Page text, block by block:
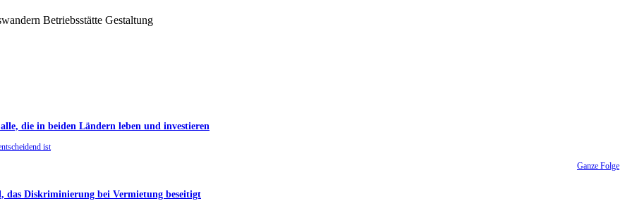
Betriebsstätte Gestaltung
die in beiden Ländern leben und investieren
ist
Ganze Folge
Diskriminierung bei Vermietung beseitigt